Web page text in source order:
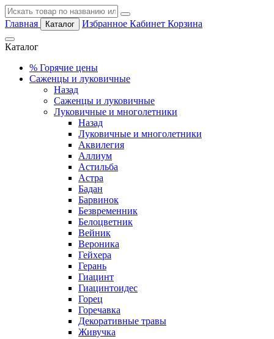
Главная Каталог Избранное Кабинет Корзина
Каталог
% Горячие цены
Саженцы и луковичные
Назад
Саженцы и луковичные
Луковичные и многолетники
Назад
Луковичные и многолетники
Аквилегия
Аллиум
Астильба
Астра
Бадан
Барвинок
Безвременник
Белоцветник
Вейник
Вероника
Гейхера
Герань
Гиацинт
Гиацинтоидес
Горец
Горечавка
Декоративные травы
Живучка